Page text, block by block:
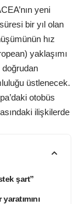
yeni
bir yıl olan
hız
yaklaşımı
üstlenecek.
otobüs
ilişkilerde
şart”